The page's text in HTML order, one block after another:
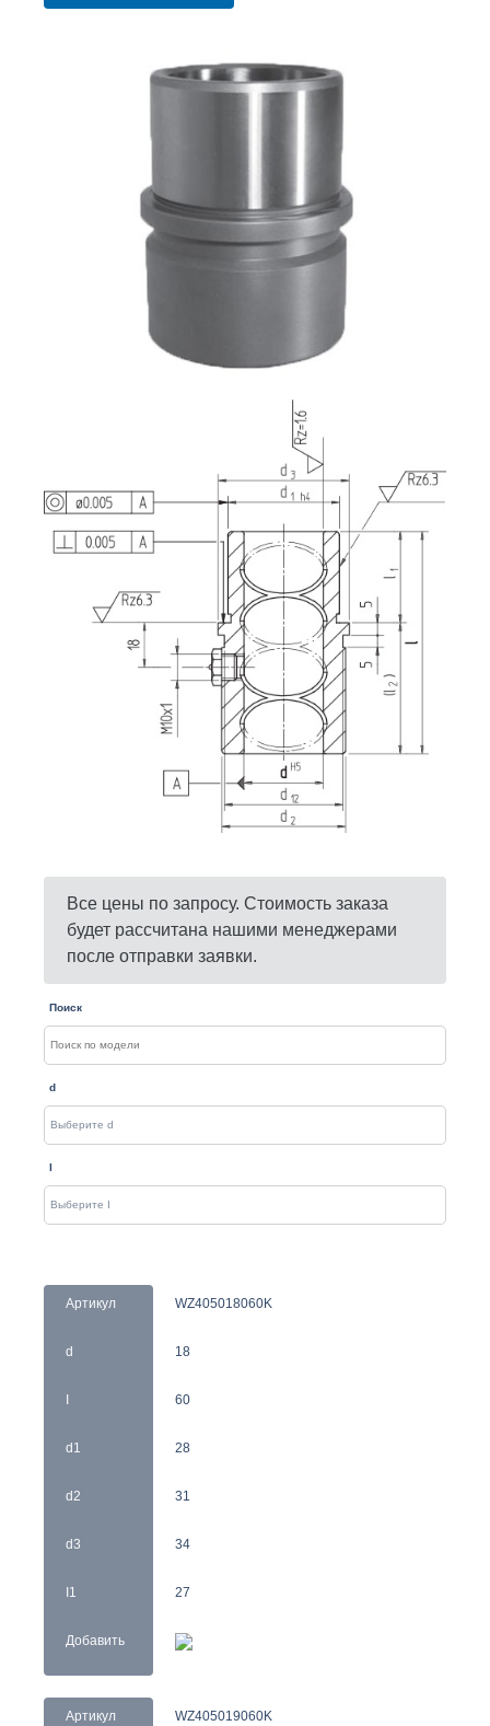
Все цены по запросу. Стоимость заказа
будет рассчитана нашими менеджерами
после отправки заявки.
Поиск
d
I
Артикул
d
d1
d2
d3
I1
Добавить
WZ405018060K
18
60
28
31
34
27
Артикул WZ405019060K